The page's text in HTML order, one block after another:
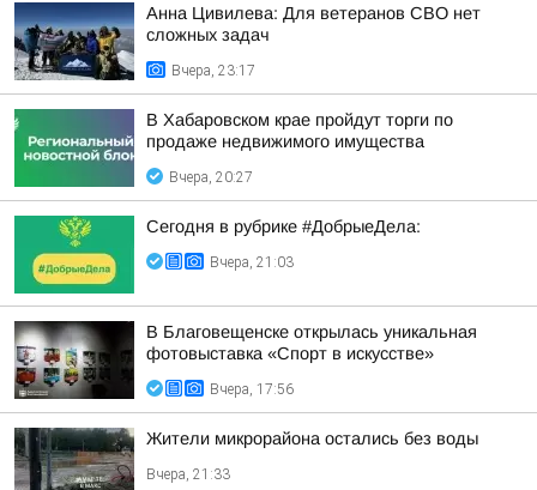
Анна Цивилева: Для ветеранов СВО нет
сложных задач
Вчера, 23:17
В Хабаровском крае пройдут торги по
продаже недвижимого имущества
Вчера, 20:27
Сегодня в рубрике #ДобрыеДела:
Вчера, 21:03
В Благовещенске открылась уникальная
фотовыставка «Спорт в искусстве»
Вчера, 17:56
Жители микрорайона остались без воды
Вчера, 21:33